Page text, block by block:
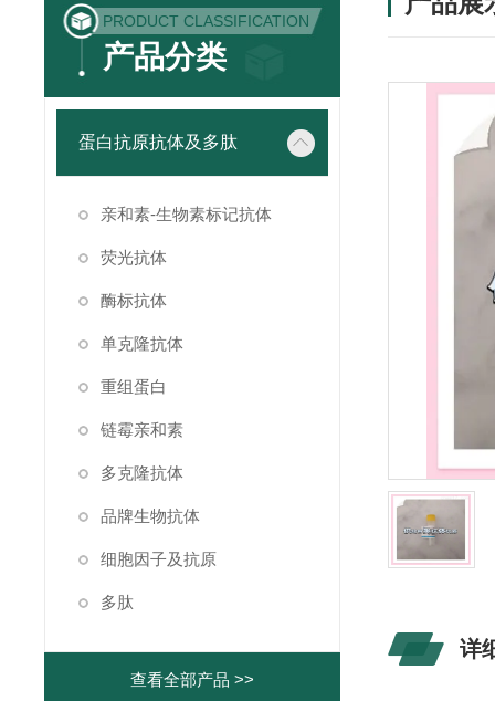
PRODUCT CLASSIFICATION
产品分类
蛋白抗原抗体及多肽
亲和素-生物素标记抗体
荧光抗体
酶标抗体
单克隆抗体
重组蛋白
链霉亲和素
多克隆抗体
品牌生物抗体
细胞因子及抗原
多肽
查看全部产品 >>
详